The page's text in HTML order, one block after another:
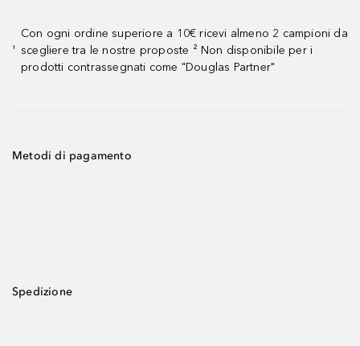
¹
Con ogni ordine superiore a 10€ ricevi almeno 2 campioni da
scegliere tra le nostre proposte ² Non disponibile per i
prodotti contrassegnati come "Douglas Partner"
Metodi di pagamento
Spedizione